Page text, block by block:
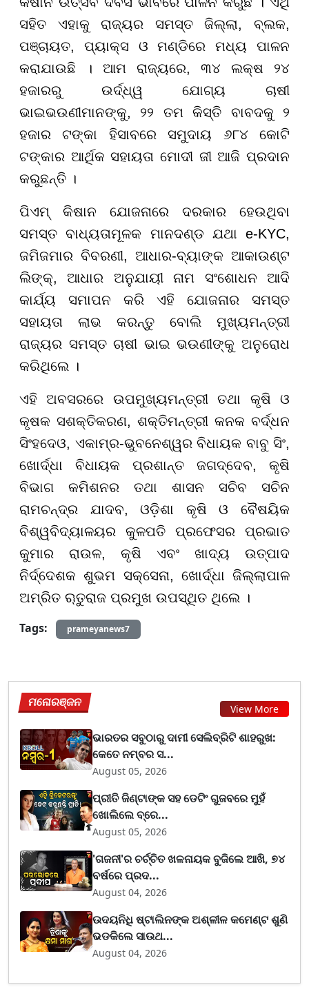
ସହିତ ଏହାକୁ ରାଜ୍ୟର ସମସ୍ତ ଜିଲ୍ଲା, ବ୍ଲକ,
ପଞ୍ଚାୟତ, ପ୍ୟାକ୍ସ ଓ ମଣ୍ଡିରେ ମଧ୍ୟ ପାଳନ
କରାଯାଉଛି । ଆମ ରାଜ୍ୟରେ, ୩୪ ଲକ୍ଷ ୨୪
ହଜାରରୁ ଉର୍ଦ୍ଧ୍ୱ ଯୋଗ୍ୟ ଚାଷୀ
ଭାଇଭଉଣୀମାନଙ୍କୁ, ୨୨ ତମ କିସ୍ତି ବାବଦକୁ ୨
ହଜାର ଟଙ୍କା ହିସାବରେ ସମୁଦାୟ ୬୮୪ କୋଟି
ଟଙ୍କାର ଆର୍ଥିକ ସହାୟତା ମୋଦୀ ଜୀ ଆଜି ପ୍ରଦାନ
କରୁଛନ୍ତି ।
ପିଏମ୍ କିଷାନ ଯୋଜନାରେ ଦରକାର ହେଉଥିବା
ସମସ୍ତ ବାଧ୍ୟତାମୂଳକ ମାନଦଣ୍ଡ ଯଥା e-KYC,
ଜମିଜମାର ବିବରଣୀ, ଆଧାର-ବ୍ୟାଙ୍କ ଆକାଉଣ୍ଟ
ଲିଙ୍କ୍, ଆଧାର ଅନୁଯାୟୀ ନାମ ସଂଶୋଧନ ଆଦି
କାର୍ଯ୍ୟ ସମାପନ କରି ଏହି ଯୋଜନାର ସମସ୍ତ
ସହାୟତା ଲାଭ କରନ୍ତୁ ବୋଲି ମୁଖ୍ୟମନ୍ତ୍ରୀ
ରାଜ୍ୟର ସମସ୍ତ ଚାଷୀ ଭାଇ ଭଉଣୀଙ୍କୁ ଅନୁରୋଧ
କରିଥିଲେ ।
ଏହି ଅବସରରେ ଉପମୁଖ୍ୟମନ୍ତ୍ରୀ ତଥା କୃଷି ଓ
କୃଷକ ସଶକ୍ତିକରଣ, ଶକ୍ତିମନ୍ତ୍ରୀ କନକ ବର୍ଦ୍ଧନ
ସିଂହଦେଓ, ଏକାମ୍ର-ଭୁବନେଶ୍ୱର ବିଧାୟକ ବାବୁ ସିଂ,
ଖୋର୍ଦ୍ଧା ବିଧାୟକ ପ୍ରଶାନ୍ତ ଜଗଦ୍ଦେବ, କୃଷି
ବିଭାଗ କମିଶନର ତଥା ଶାସନ ସଚିବ ସଚିନ
ରାମଚନ୍ଦ୍ର ଯାଦବ, ଓଡ଼ିଶା କୃଷି ଓ ବୈଷୟିକ
ବିଶ୍ୱବିଦ୍ୟାଳୟର କୁଳପତି ପ୍ରଫେସର ପ୍ରଭାତ
କୁମାର ରାଉଳ, କୃଷି ଏବଂ ଖାଦ୍ୟ ଉତ୍ପାଦ
ନିର୍ଦ୍ଦେଶକ ଶୁଭମ ସକ୍ସେନା, ଖୋର୍ଦ୍ଧା ଜିଲ୍ଲାପାଳ
ଅମ୍ରିତ ୠତୁରାଜ ପ୍ରମୁଖ ଉପସ୍ଥିତ ଥିଲେ ।
Tags:
prameyanews7
ମନୋରଞ୍ଜନ View More
ଭାରତର ସବୁଠାରୁ ଦାମୀ ସେଲିବ୍ରିଟି ଶାହରୁଖ:
କେତେ ନମ୍ବର ସ...
August 05, 2026
ପ୍ରୀତି ଜିଣ୍ଟାଙ୍କ ସହ ଡେଟିଂ ଗୁଜବରେ ମୁହଁ
ଖୋଲିଲେ ବ୍ରେ...
August 05, 2026
'ଗଜନୀ'ର ଚର୍ଚ୍ଚିତ ଖଳନାୟକ ବୁଜିଲେ ଆଖି, ୭୪
ବର୍ଷରେ ପ୍ରଦ...
August 04, 2026
ଉଦୟନିଧି ଷ୍ଟାଲିନଙ୍କ ଅଶ୍ଳୀଳ କମେଣ୍ଟ ଶୁଣି
ଭଡକିଲେ ସାଉଥ...
August 04, 2026